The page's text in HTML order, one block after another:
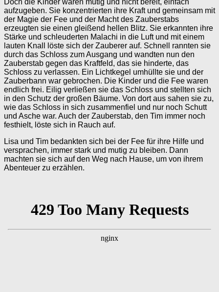
Doch die Kinder waren mutig und nicht bereit, einfach
aufzugeben. Sie konzentrierten ihre Kraft und gemeinsam mit
der Magie der Fee und der Macht des Zauberstabs
erzeugten sie einen gleißend hellen Blitz. Sie erkannten ihre
Stärke und schleuderten Malachi in die Luft und mit einem
lauten Knall löste sich der Zauberer auf. Schnell rannten sie
durch das Schloss zum Ausgang und wandten nun den
Zauberstab gegen das Kraftfeld, das sie hinderte, das
Schloss zu verlassen. Ein Lichtkegel umhüllte sie und der
Zauberbann war gebrochen. Die Kinder und die Fee waren
endlich frei. Eilig verließen sie das Schloss und stellten sich
in den Schutz der großen Bäume. Von dort aus sahen sie zu,
wie das Schloss in sich zusammenfiel und nur noch Schutt
und Asche war. Auch der Zauberstab, den Tim immer noch
festhielt, löste sich in Rauch auf.
Lisa und Tim bedankten sich bei der Fee für ihre Hilfe und
versprachen, immer stark und mutig zu bleiben. Dann
machten sie sich auf den Weg nach Hause, um von ihrem
Abenteuer zu erzählen.